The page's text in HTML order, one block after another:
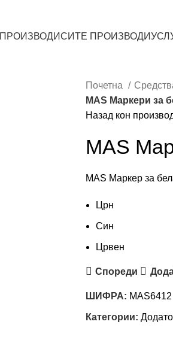
ПРОИЗВОДИСИТЕ ПРОИЗВОДИ
Почетна
MAS Маркери за
Назад кон
MAS
MAS Маркер за
Црн
Син
Црвен
Спореди
ШИФРА: MAS6412
Категории: